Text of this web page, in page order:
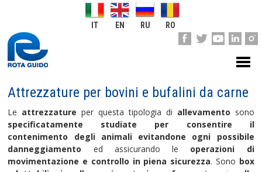
IT EN RU RO
Attrezzature per bovini e bufalini da carne
Le attrezzature per questa tipologia di allevamento sono
specificatamente studiate per consentire il
contenimento degli animali evitandone ogni possibile
danneggiamento ed assicurando le operazioni di
movimentazione e controllo in piena sicurezza. Sono box